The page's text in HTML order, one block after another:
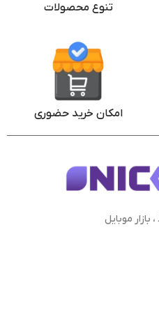
تنوع محصولات
امکان خرید حضوری
بازار موبایل